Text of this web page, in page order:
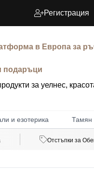
Регистрация
в Европа за
подаръци
за уелнес,
и езотерика Тамян
Отстъпки за